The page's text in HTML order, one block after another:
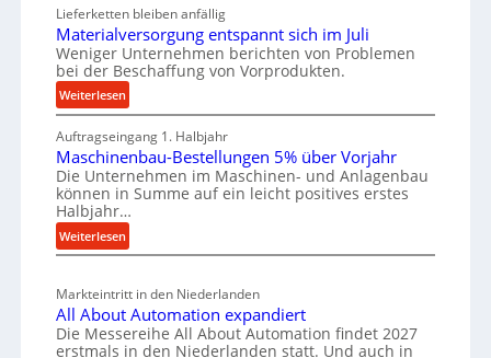
a
t
z
t
e
n
i
g
e
W
r
k
z
e
a
u
p
u
t
s
h
e
W
s
h
a
f
Lieferketten bleiben anfällig
Materialversorgung entspannt sich im Juli
Weniger Unternehmen berichten von Problemen
bei der Beschaffung von Vorprodukten.
Weiterlesen:
M
a
t
e
r
i
a
l
e
r
s
Auftragseingang 1. Halbjahr
Maschinenbau-Bestellungen 5% über Vorjahr
Die Unternehmen im Maschinen- und Anlagenbau
können in Summe auf ein leicht positives erstes
Halbjahr…
Weiterlesen:
M
s
c
h
Markteintritt in den Niederlanden
All About Automation expandiert
Die Messereihe All About Automation findet 2027
erstmals in den Niederlanden statt. Und auch in